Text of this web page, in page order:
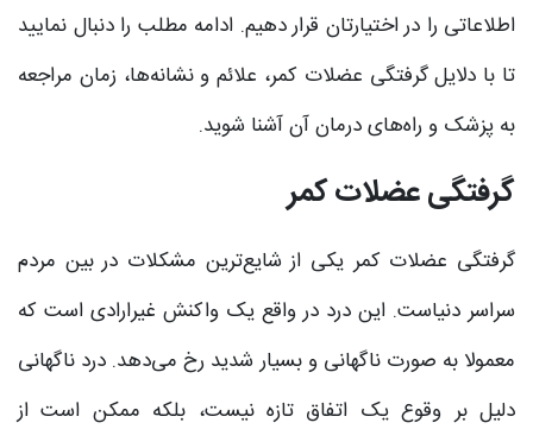
اطلاعاتی را در اختیارتان قرار دهیم. ادامه مطلب را دنبال نمایید
تا با دلایل گرفتگی عضلات کمر، علائم و نشانه‌ها، زمان مراجعه
به پزشک و راه‌های درمان آن آشنا شوید.
گرفتگی عضلات کمر
گرفتگی عضلات کمر یکی از شایع‌ترین مشکلات در بین مردم
سراسر دنیاست. این درد در واقع یک واکنش غیرارادی است که
معمولا به صورت ناگهانی و بسیار شدید رخ می‌دهد. درد ناگهانی
دلیل بر وقوع یک اتفاق تازه نیست، بلکه ممکن است از